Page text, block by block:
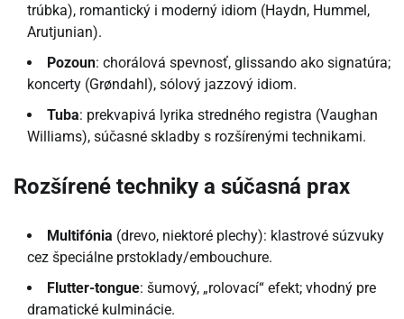
trúbka), romantický i moderný idiom (Haydn, Hummel,
Arutjunian).
Pozoun: chorálová spevnosť, glissando ako signatúra;
koncerty (Grøndahl), sólový jazzový idiom.
Tuba: prekvapivá lyrika stredného registra (Vaughan
Williams), súčasné skladby s rozšírenými technikami.
Rozšírené techniky a súčasná prax
Multifónia (drevo, niektoré plechy): klastrové súzvuky
cez špeciálne prstoklady/embouchure.
Flutter-tongue: šumový, „rolovací“ efekt; vhodný pre
dramatické kulminácie.